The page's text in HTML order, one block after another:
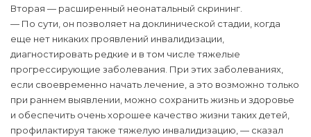
Вторая — расширенный неонатальный скрининг.
— По сути, он позволяет на доклинической стадии, когда
еще нет никаких проявлений инвалидизации,
диагностировать редкие и в том числе тяжелые
прогрессирующие заболевания. При этих заболеваниях,
если своевременно начать лечение, а это возможно только
при раннем выявлении, можно сохранить жизнь и здоровье
и обеспечить очень хорошее качество жизни таких детей,
профилактируя также тяжелую инвалидизацию, — сказал